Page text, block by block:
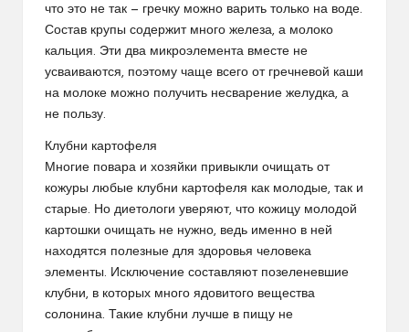
что это не так — гречку можно варить только на воде.
Состав крупы содержит много железа, а молоко
кальция. Эти два микроэлемента вместе не
усваиваются, поэтому чаще всего от гречневой каши
на молоке можно получить несварение желудка, а
не пользу.
Клубни картофеля
Многие повара и хозяйки привыкли очищать от
кожуры любые клубни картофеля как молодые, так и
старые. Но диетологи уверяют, что кожицу молодой
картошки очищать не нужно, ведь именно в ней
находятся полезные для здоровья человека
элементы. Исключение составляют позеленевшие
клубни, в которых много ядовитого вещества
солонина. Такие клубни лучше в пищу не